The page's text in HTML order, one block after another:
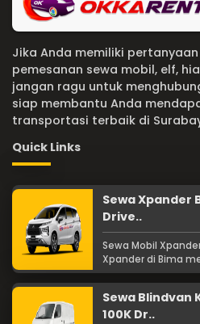
Jika Anda memiliki
pemesanan sewa mobil, elf,
jangan ragu untuk
siap membantu Anda
transportasi terbaik di
Quick Links
Sewa Xpander
Drive..
Sewa Mobil
Xpander di Bima
Sewa Blindvan
100K Dr..